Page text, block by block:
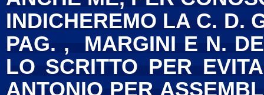
INDICHEREMO LA C. D.
PAG. , MARGINI E N.
LO SCRITTO PER
ANTONIO PER